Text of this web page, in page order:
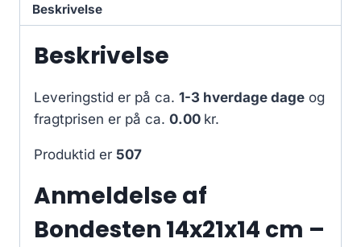
Beskrivelse
Beskrivelse
Leveringstid er på ca. 1-3 hverdage dage og
fragtprisen er på ca. 0.00 kr.
Produktid er 507
Anmeldelse af
Bondesten 14x21x14 cm –